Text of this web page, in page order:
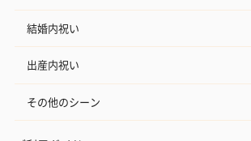
結婚内祝い
出産内祝い
その他のシーン